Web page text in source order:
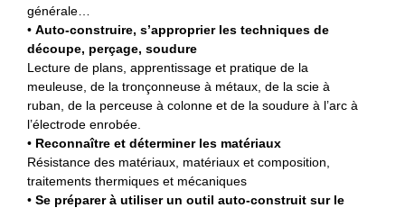
générale…
• Auto-construire, s’approprier les techniques de
découpe, perçage, soudure
Lecture de plans, apprentissage et pratique de la
meuleuse, de la tronçonneuse à métaux, de la scie à
ruban, de la perceuse à colonne et de la soudure à l’arc à
l’électrode enrobée.
• Reconnaître et déterminer les matériaux
Résistance des matériaux, matériaux et composition,
traitements thermiques et mécaniques
• Se préparer à utiliser un outil auto-construit sur le